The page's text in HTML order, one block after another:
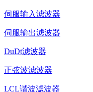
伺服输入滤波器
伺服输出滤波器
DuDt滤波器
正弦波滤波器
LCL谐波滤波器